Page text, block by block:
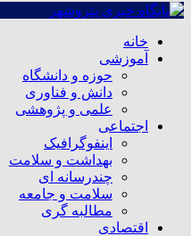
خانه
آموزشی
حوزه و دانشگاه
دانش و فناوری
علمی و پژوهشی
اجتماعی
اینفوگرافیک
بهداشت و سلامت
چندرسانه ای
سلامت و جامعه
مطالبه گری
اقتصادی